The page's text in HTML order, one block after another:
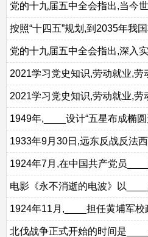
党的十九届五中全会指出,当今
按照“十四五”规划,到2035年我
党的十九届五中全会指出,深入
2021学习党史知识,劳动就业,劳
2021学习党史知识,劳动就业,劳
1949年,____设计“五星布成椭
1933年9月30日,远东反战反法
1924年7月,在中国共产党员
电影《永不消逝的电波》以
1924年11月,____担任黄埔军校
北伐战争正式开始的时间是